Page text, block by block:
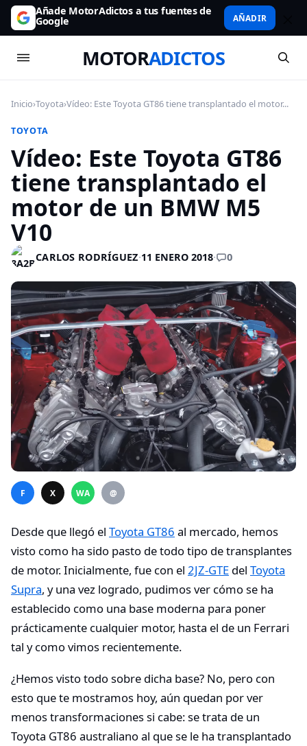
Añade MotorAdictos a tus fuentes de
Google AÑADIR
MOTORADICTOS
Inicio›Toyota›Vídeo: Este Toyota GT86 tiene transplantado el motor...
TOYOTA
Vídeo: Este Toyota GT86
tiene transplantado el
motor de un BMW M5
V10
CARLOS RODRÍGUEZ·11 ENERO 2018· 0
F X WA @
Desde que llegó el Toyota GT86 al mercado, hemos
visto como ha sido pasto de todo tipo de transplantes
de motor. Inicialmente, fue con el 2JZ-GTE del Toyota
Supra, y una vez logrado, pudimos ver cómo se ha
establecido como una base moderna para poner
prácticamente cualquier motor, hasta el de un Ferrari
tal y como vimos recientemente.
¿Hemos visto todo sobre dicha base? No, pero con
esto que te mostramos hoy, aún quedan por ver
menos transformaciones si cabe: se trata de un
Toyota GT86 australiano al que se le ha transplantado